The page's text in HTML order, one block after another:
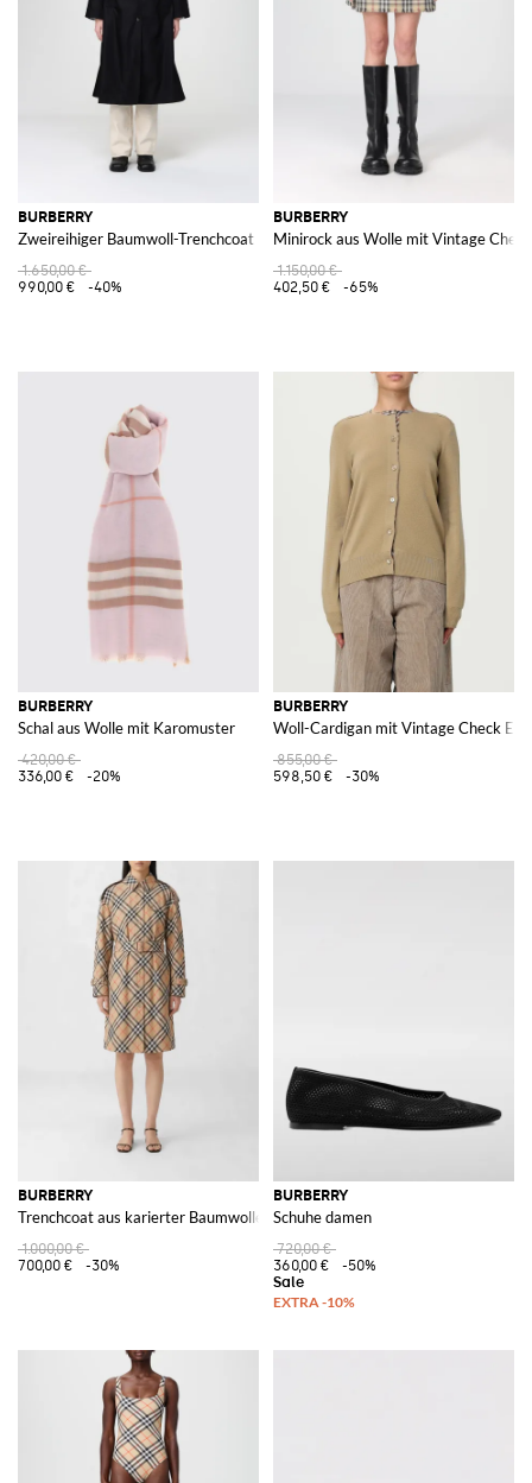
und Kinder online auf Giglio.com und nutze den kostenlosen Versand aus
Alles anzeigen
BURBERRY
BURBERRY
Zweireihiger Baumwoll-Trenchcoat
1.650,00 €
990,00 €
-40%
BURBERRY
Minirock aus Wolle mit Vintage
1.150,00 €
402,50 €
-65%
BURBERRY
Schal aus Wolle mit Karomuster
420,00 €
336,00 €
-20%
BURBERRY
Woll-Cardigan mit Vintage Check
855,00 €
598,50 €
-30%
BURBERRY
Trenchcoat aus karierter Baumwolle
1.000,00 €
700,00 €
-30%
BURBERRY
Schuhe damen
720,00 €
360,00 €
-50%